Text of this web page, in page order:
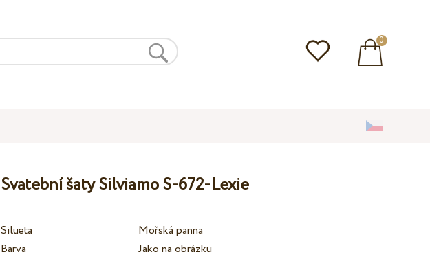
0
Svatební šaty Silviamo S-672-Lexie
Silueta
Mořská panna
Barva
Jako na obrázku